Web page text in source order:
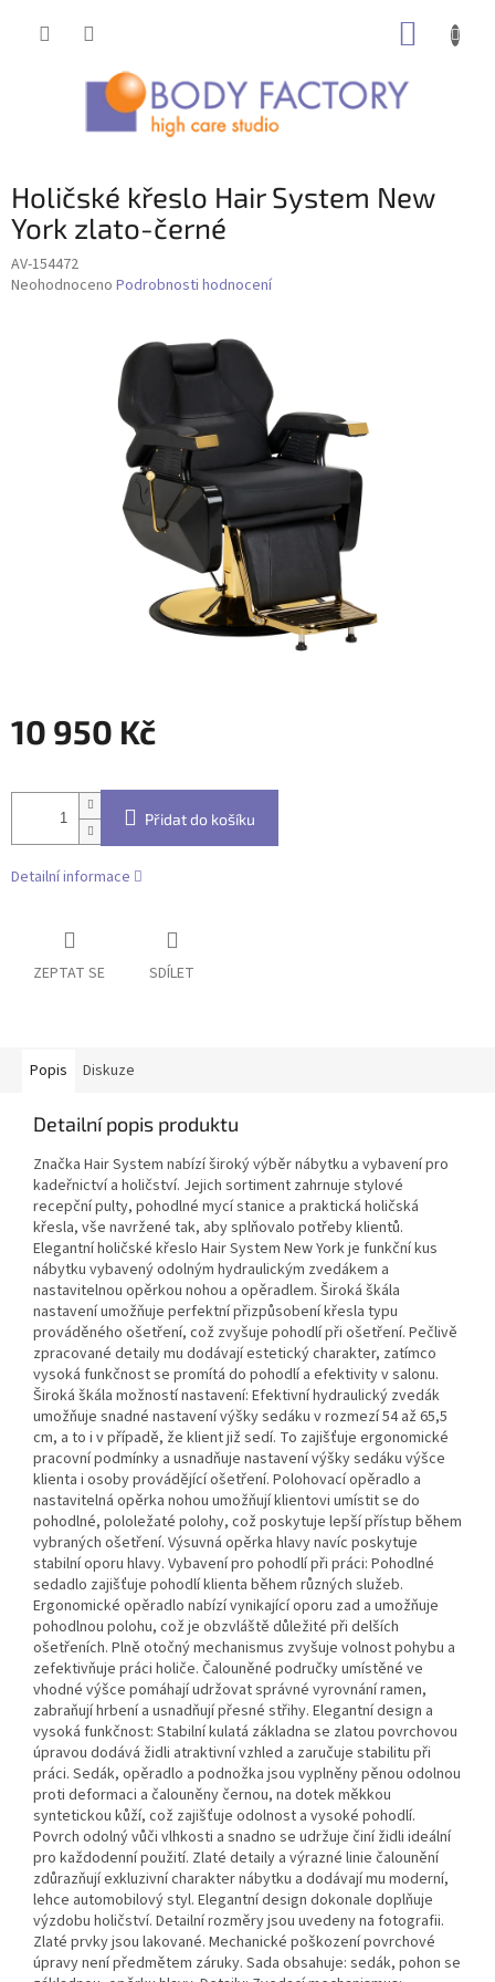
Holičské křeslo Hair System New
York zlato-černé
AV-154472
Průměrné
Neohodnoceno Podrobnosti hodnocení
10 950 Kč
cena:
Přidat do košíku
Detailní informace
ZEPTAT SE SDÍLET
Popis Diskuze
Detailní popis produktu
Značka Hair System nabízí široký výběr nábytku a vybavení pro
kadeřnictví a holičství. Jejich sortiment zahrnuje stylové
recepční pulty, pohodlné mycí stanice a praktická holičská
křesla, vše navržené tak, aby splňovalo potřeby klientů.
Elegantní holičské křeslo Hair System New York je funkční kus
nábytku vybavený odolným hydraulickým zvedákem a
nastavitelnou opěrkou nohou a opěradlem. Široká škála
nastavení umožňuje perfektní přizpůsobení křesla typu
prováděného ošetření, což zvyšuje pohodlí při ošetření. Pečlivě
zpracované detaily mu dodávají estetický charakter, zatímco
vysoká funkčnost se promítá do pohodlí a efektivity v salonu.
Široká škála možností nastavení: Efektivní hydraulický zvedák
umožňuje snadné nastavení výšky sedáku v rozmezí 54 až 65,5
cm, a to i v případě, že klient již sedí. To zajišťuje ergonomické
pracovní podmínky a usnadňuje nastavení výšky sedáku výšce
klienta i osoby provádějící ošetření. Polohovací opěradlo a
nastavitelná opěrka nohou umožňují klientovi umístit se do
pohodlné, pololežaté polohy, což poskytuje lepší přístup během
vybraných ošetření. Výsuvná opěrka hlavy navíc poskytuje
stabilní oporu hlavy. Vybavení pro pohodlí při práci: Pohodlné
sedadlo zajišťuje pohodlí klienta během různých služeb.
Ergonomické opěradlo nabízí vynikající oporu zad a umožňuje
pohodlnou polohu, což je obzvláště důležité při delších
ošetřeních. Plně otočný mechanismus zvyšuje volnost pohybu a
zefektivňuje práci holiče. Čalouněné područky umístěné ve
vhodné výšce pomáhají udržovat správné vyrovnání ramen,
zabraňují hrbení a usnadňují přesné střihy. Elegantní design a
vysoká funkčnost: Stabilní kulatá základna se zlatou povrchovou
úpravou dodává židli atraktivní vzhled a zaručuje stabilitu při
práci. Sedák, opěradlo a podnožka jsou vyplněny pěnou odolnou
proti deformaci a čalouněny černou, na dotek měkkou
syntetickou kůží, což zajišťuje odolnost a vysoké pohodlí.
Povrch odolný vůči vlhkosti a snadno se udržuje činí židli ideální
pro každodenní použití. Zlaté detaily a výrazné linie čalounění
zdůrazňují exkluzivní charakter nábytku a dodávají mu moderní,
lehce automobilový styl. Elegantní design dokonale doplňuje
výzdobu holičství. Detailní rozměry jsou uvedeny na fotografii.
Zlaté prvky jsou lakované. Mechanické poškození povrchové
úpravy není předmětem záruky. Sada obsahuje: sedák, pohon se